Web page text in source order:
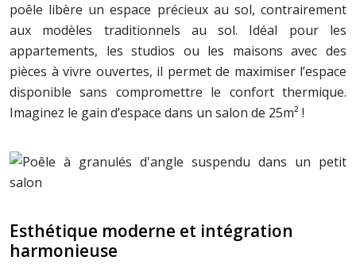
poêle libère un espace précieux au sol, contrairement
aux modèles traditionnels au sol. Idéal pour les
appartements, les studios ou les maisons avec des
pièces à vivre ouvertes, il permet de maximiser l’espace
disponible sans compromettre le confort thermique.
Imaginez le gain d’espace dans un salon de 25m² !
Esthétique moderne et intégration
harmonieuse